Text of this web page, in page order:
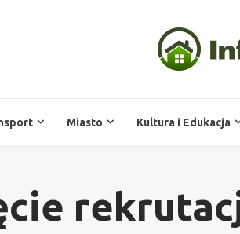
Miasto Kultura i Edukacja